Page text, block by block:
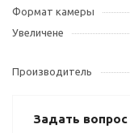
Формат камеры
Увеличене
Производитель
Задать вопрос